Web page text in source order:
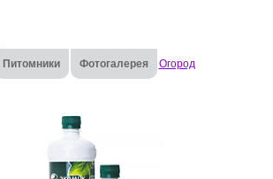
Питомники Фотогалерея Огород